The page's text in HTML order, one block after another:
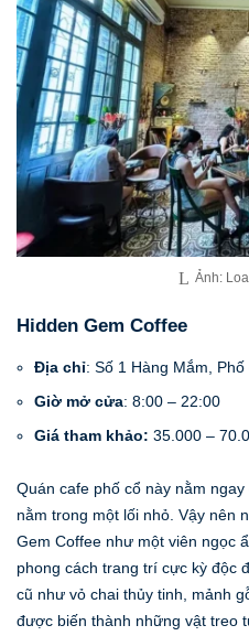
Ảnh:
Hidden Gem Coffee
Địa chỉ: Số 1 Hàng Mắm,
Giờ mở cửa: 8:00 – 22:00
Giá tham khảo: 35.000 –
Quán cafe phố cổ này nằm
nằm trong một lối nhỏ. Vậy nên
Gem Coffee như một viên ngọc
phong cách trang trí cực kỳ độc
cũ như vỏ chai thủy tinh, mảnh
được biến thành những vật treo